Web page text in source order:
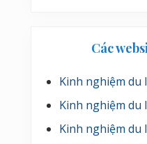
Các
Kinh nghiệm du
Kinh nghiệm du
Kinh nghiệm du